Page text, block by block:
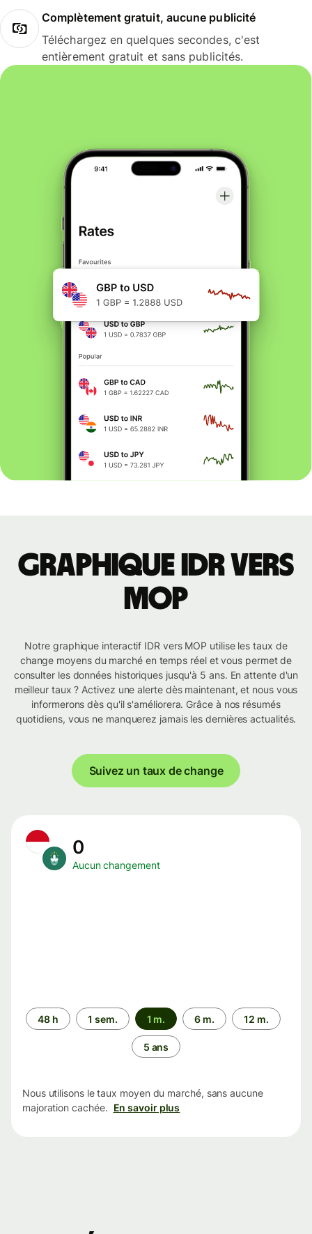
Complètement gratuit, aucune publicité
Téléchargez en quelques secondes, c'est
entièrement gratuit et sans publicités.
Graphique IDR vers
MOP
Notre graphique interactif IDR vers MOP utilise les taux de
change moyens du marché en temps réel et vous permet de
consulter les données historiques jusqu'à 5 ans. En attente d'un
meilleur taux ? Activez une alerte dès maintenant, et nous vous
informerons dès qu'il s'améliorera. Grâce à nos résumés
quotidiens, vous ne manquerez jamais les dernières actualités.
Suivez un taux de change
0
Aucun changement
Période
48 h 1 sem. 1 m. 6 m. 12 m.
5 ans
Nous utilisons le taux moyen du marché, sans aucune
majoration cachée. En savoir plus